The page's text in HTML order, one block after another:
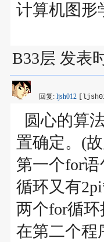
计算机图形
B33层 发表
回复: ljsh012
圆心的算
置确定。(
第一个for
循环又有
两个for循
在第二个程